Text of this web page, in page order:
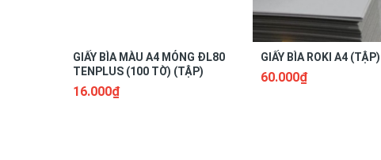
GIẤY BÌA MÀU A4 MỎNG ĐL80
TENPLUS (100 TỜ) (TẬP)
16.000₫
GIẤY BÌA ROKI A4 (TẬP)
60.000₫